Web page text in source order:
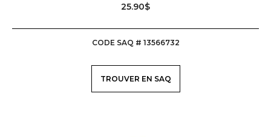
25.90$
CODE SAQ # 13566732
TROUVER EN SAQ